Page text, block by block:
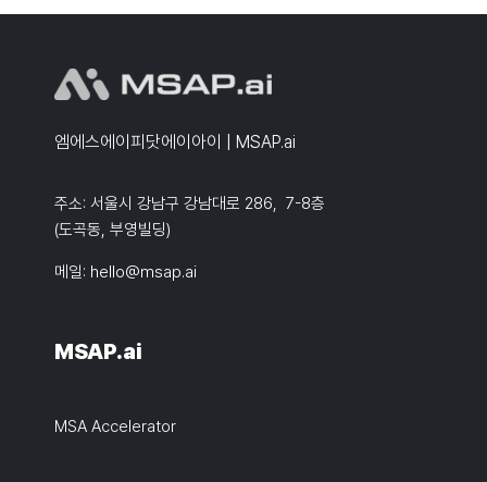
엠에스에이피닷에이아이 | MSAP.ai
주소: 서울시 강남구 강남대로 286, 7-8층
(도곡동, 부영빌딩)
메일: hello@msap.ai
MSAP.ai
MSA Accelerator